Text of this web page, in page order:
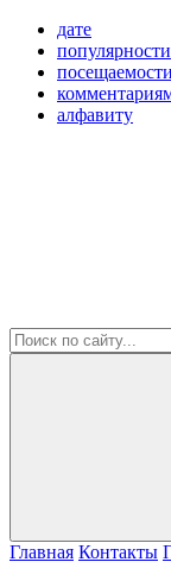
дате
популярности
посещаемости
алфавиту
Главная Контакты